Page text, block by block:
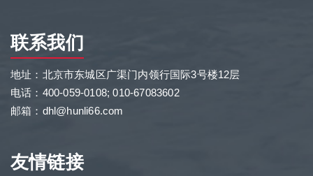
联系我们
地址：北京市东城区广渠门内领行国际3号楼12层
电话：400-059-0108; 010-67083602
邮箱：dhl@hunli66.com
友情链接